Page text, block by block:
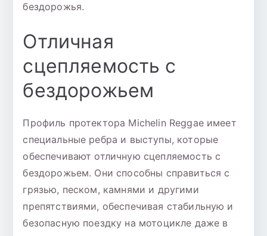
бездорожья.
Отличная
сцепляемость с
бездорожьем
Профиль протектора Michelin Reggae имеет
специальные ребра и выступы, которые
обеспечивают отличную сцепляемость с
бездорожьем. Они способны справиться с
грязью, песком, камнями и другими
препятствиями, обеспечивая стабильную и
безопасную поездку на мотоцикле даже в